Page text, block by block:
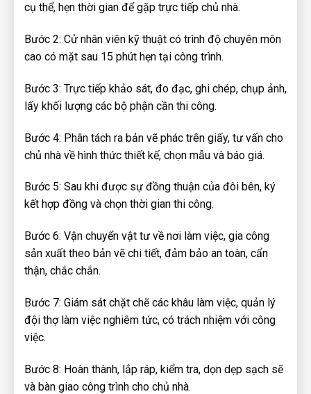
cụ thể, hẹn thời gian để gặp trực tiếp chủ nhà.
Bước 2: Cử nhân viên kỹ thuật có trình độ chuyên môn
cao có mặt sau 15 phút hẹn tại công trình.
Bước 3: Trực tiếp khảo sát, đo đạc, ghi chép, chụp ảnh,
lấy khối lượng các bộ phận cần thi công.
Bước 4: Phân tách ra bản vẽ phác trên giấy, tư vấn cho
chủ nhà về hình thức thiết kế, chọn mẫu và báo giá.
Bước 5: Sau khi được sự đồng thuận của đôi bên, ký
kết hợp đồng và chọn thời gian thi công.
Bước 6: Vận chuyển vật tư về nơi làm việc, gia công
sản xuất theo bản vẽ chi tiết, đảm bảo an toàn, cẩn
thận, chắc chắn.
Bước 7: Giám sát chặt chẽ các khâu làm việc, quản lý
đội thợ làm việc nghiêm tức, có trách nhiệm với công
việc.
Bước 8: Hoàn thành, lắp ráp, kiểm tra, dọn dẹp sạch sẽ
và bàn giao công trình cho chủ nhà.